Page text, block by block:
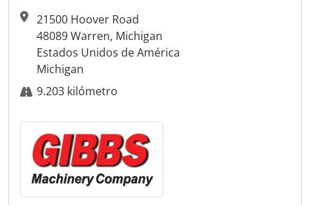
21500 Hoover Road
48089 Warren, Michigan
Estados Unidos de América
Michigan
9.203 kilómetro